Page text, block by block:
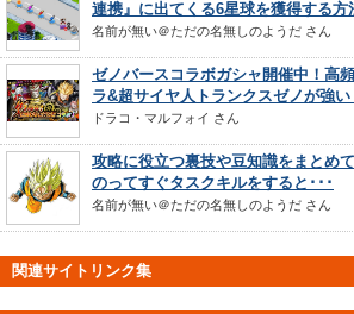
連携』に出てくる6星球を獲得する方
名前が無い＠ただの名無しのようだ さん
ゼノバースコラボガシャ開催中！高
ラ&超サイヤ人トランクスゼノが強い
ドラコ・マルフォイ さん
攻略に役立つ裏技や豆知識をまとめ
のってすぐタスクキルをすると･･･
名前が無い＠ただの名無しのようだ さん
関連サイトリンク集